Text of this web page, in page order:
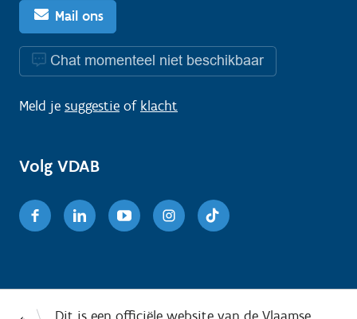
Mail ons
Chat momenteel niet beschikbaar
Meld je suggestie of klacht
Volg VDAB
FacebookLinkedinYoutubeInstagram